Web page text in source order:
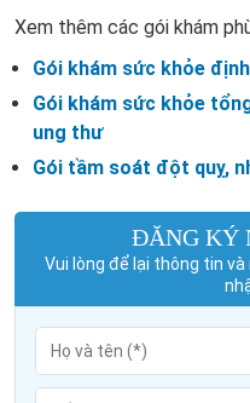
Xem thêm các gói khám
Gói khám sức khỏe
Gói khám sức khỏe
ung thư
Gói tầm soát đột quỵ,
ĐĂNG KÝ
Vui lòng để lại thông tin